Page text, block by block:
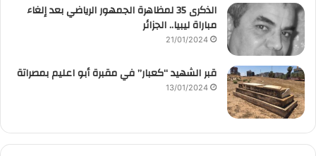
الذكرى 35 لمظاهرة الجمهور الرياضي بعد إلغاء
مباراة ليبيا.. الجزائر
21/01/2024
قبر الشهيد “كعبار” في مقبرة أبو اعليم بمصراتة
13/01/2024